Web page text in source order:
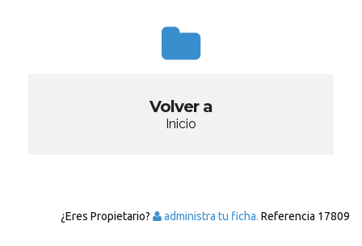
Volver a
Inicio
¿Eres Propietario? administra tu ficha. Referencia 17809